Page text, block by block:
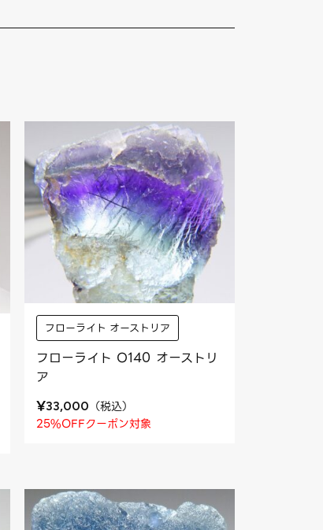
フローライト オーストリア
フローライト O140 オーストリ
ア
¥33,000 （税込）
25%OFFクーポン対象